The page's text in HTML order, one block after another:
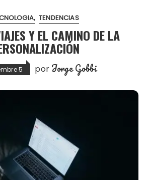
TENDENCIAS
Y EL CAMINO DE LA
5 por Jorge Gobbi